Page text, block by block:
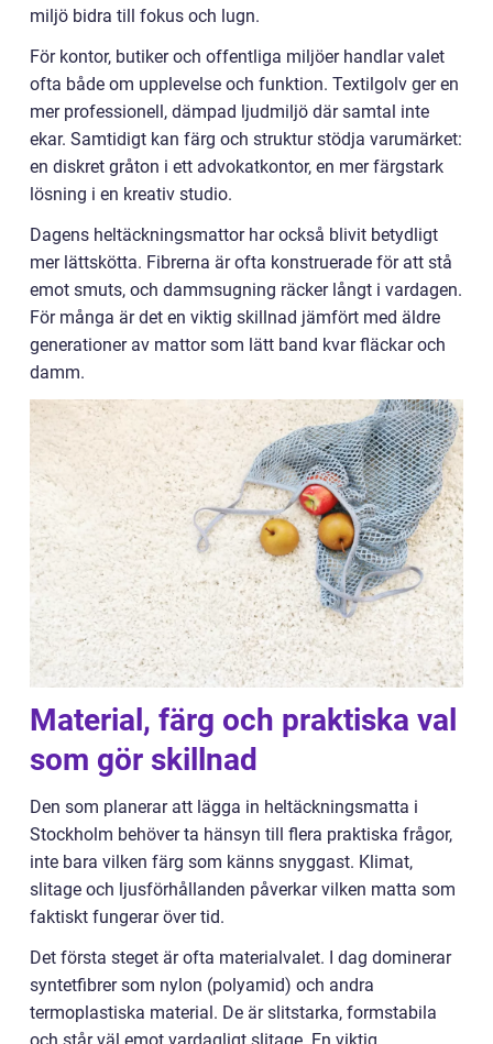
miljö bidra till fokus och lugn.
För kontor, butiker och offentliga miljöer handlar valet
ofta både om upplevelse och funktion. Textilgolv ger en
mer professionell, dämpad ljudmiljö där samtal inte
ekar. Samtidigt kan färg och struktur stödja varumärket:
en diskret gråton i ett advokatkontor, en mer färgstark
lösning i en kreativ studio.
Dagens heltäckningsmattor har också blivit betydligt
mer lättskötta. Fibrerna är ofta konstruerade för att stå
emot smuts, och dammsugning räcker långt i vardagen.
För många är det en viktig skillnad jämfört med äldre
generationer av mattor som lätt band kvar fläckar och
damm.
Material, färg och praktiska val
som gör skillnad
Den som planerar att lägga in heltäckningsmatta i
Stockholm behöver ta hänsyn till flera praktiska frågor,
inte bara vilken färg som känns snyggast. Klimat,
slitage och ljusförhållanden påverkar vilken matta som
faktiskt fungerar över tid.
Det första steget är ofta materialvalet. I dag dominerar
syntetfibrer som nylon (polyamid) och andra
termoplastiska material. De är slitstarka, formstabila